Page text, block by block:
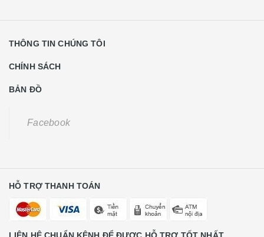
Facebook
HỖ TRỢ THANH TOÁN
0931668789
CE Liên Hệ
0988584591